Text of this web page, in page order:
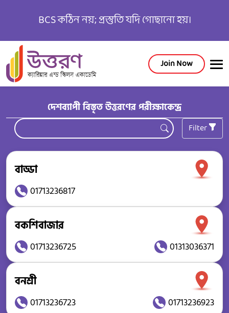
BCS কঠিন নয়; প্রস্তুতি যদি গোছানো হয়।
Join Now
দেশব্যাপী বিস্তৃত উত্তরণের পরীক্ষাকেন্দ্র
Filter
বাড্ডা
01713236817
বকশিবাজার
01713236725 01313036371
বনশ্রী
01713236723 01713236923